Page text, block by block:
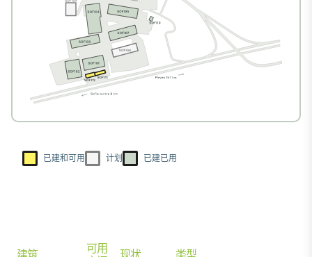
已建和可用 计划 已建已用
建筑
可用
现状 类型